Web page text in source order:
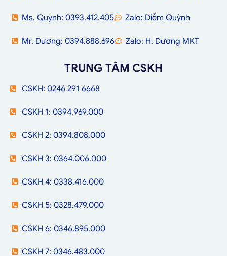
Ms. Quỳnh: 0393.412.405 Zalo: Diễm Quỳnh
Mr. Dương: 0394.888.696 Zalo: H. Dương MKT
TRUNG TÂM CSKH
CSKH: 0246 291 6668
CSKH 1: 0394.969.000
CSKH 2: 0394.808.000
CSKH 3: 0364.006.000
CSKH 4: 0338.416.000
CSKH 5: 0328.479.000
CSKH 6: 0346.895.000
CSKH 7: 0346.483.000